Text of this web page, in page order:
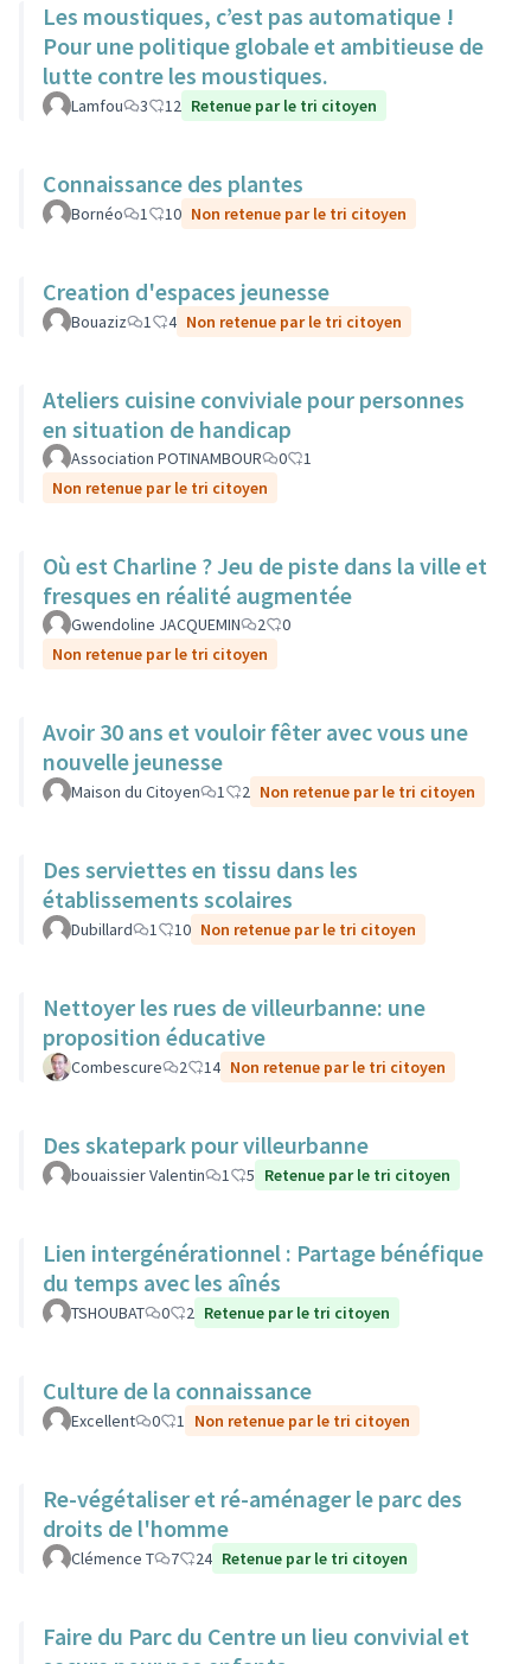
Les moustiques, c’est pas automatique !
Pour une politique globale et ambitieuse de
lutte contre les moustiques.
Lamfou 3 12 Retenue par le tri citoyen
Connaissance des plantes
Bornéo 1 10 Non retenue par le tri citoyen
Creation d'espaces jeunesse
Bouaziz 1 4 Non retenue par le tri citoyen
Ateliers cuisine conviviale pour personnes
en situation de handicap
Association POTINAMBOUR 0
1
Non retenue par le tri citoyen
Où est Charline ? Jeu de piste dans la ville et
fresques en réalité augmentée
Gwendoline JACQUEMIN 2
0
Non retenue par le tri citoyen
Avoir 30 ans et vouloir fêter avec vous une
nouvelle jeunesse
Maison du Citoyen 1 2 Non retenue par le tri citoyen
Des serviettes en tissu dans les
établissements scolaires
Dubillard 1 10 Non retenue par le tri citoyen
Nettoyer les rues de villeurbanne: une
proposition éducative
Combescure 2 14 Non retenue par le tri citoyen
Des skatepark pour villeurbanne
bouaissier Valentin 1 5 Retenue par le tri citoyen
Lien intergénérationnel : Partage bénéfique
du temps avec les aînés
TSHOUBAT 0 2 Retenue par le tri citoyen
Culture de la connaissance
Excellent 0 1 Non retenue par le tri citoyen
Re-végétaliser et ré-aménager le parc des
droits de l'homme
Clémence T 7 24 Retenue par le tri citoyen
Faire du Parc du Centre un lieu convivial et